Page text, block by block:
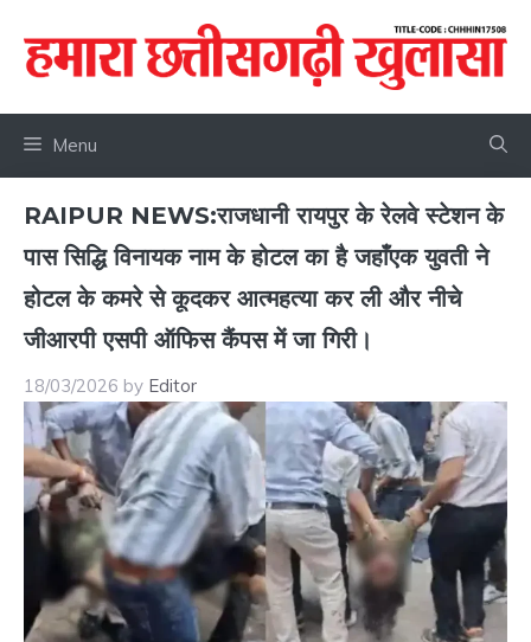
content
Menu
RAIPUR NEWS:राजधानी रायपुर के रेलवे स्टेशन के
पास सिद्धि विनायक नाम के होटल का है जहाँएक युवती ने
होटल के कमरे से कूदकर आत्महत्या कर ली और नीचे
जीआरपी एसपी ऑफिस कैंपस में जा गिरी।
18/03/2026 by Editor